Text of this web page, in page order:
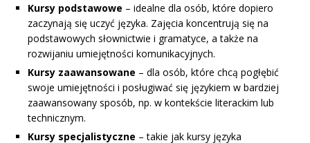
Kursy podstawowe – idealne dla osób, które dopiero
zaczynają się uczyć języka. Zajęcia koncentrują się na
podstawowych słownictwie i gramatyce, a także na
rozwijaniu umiejętności komunikacyjnych.
Kursy zaawansowane – dla osób, które chcą pogłębić
swoje umiejętności i posługiwać się językiem w bardziej
zaawansowany sposób, np. w kontekście literackim lub
technicznym.
Kursy specjalistyczne – takie jak kursy języka